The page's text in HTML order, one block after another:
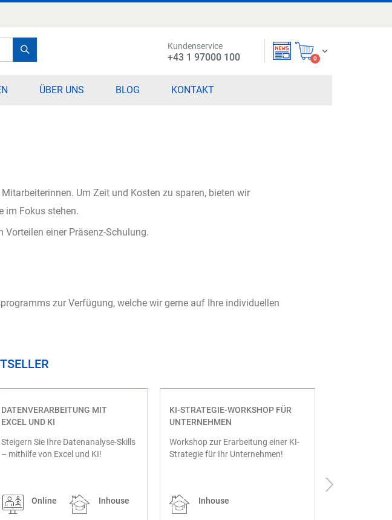
Mein Warenkorb
0items
Kundenservice
+43 1 97000 100
ÜBER UNS BLOG KONTAKT
Um Zeit und Kosten zu sparen, bieten wir
im Fokus stehen.
einer Präsenz-Schulung.
zur Verfügung, welche wir gerne auf Ihre individuellen
DATENVERARBEITUNG MIT
EXCEL UND KI
Steigern Sie Ihre Datenanalyse-Skills
– mithilfe von Excel und KI!
Online Inhouse
KI-STRATEGIE-WORKSHOP FÜR
UNTERNEHMEN
Workshop zur Erarbeitung einer KI-
Strategie für Ihr Unternehmen!
Inhouse